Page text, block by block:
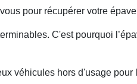
pour récupérer votre
C'est pourquoi
véhicules hors d'usage pour